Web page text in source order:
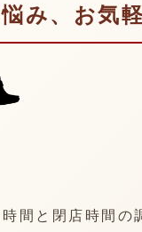
み、お気
間と閉店時間の